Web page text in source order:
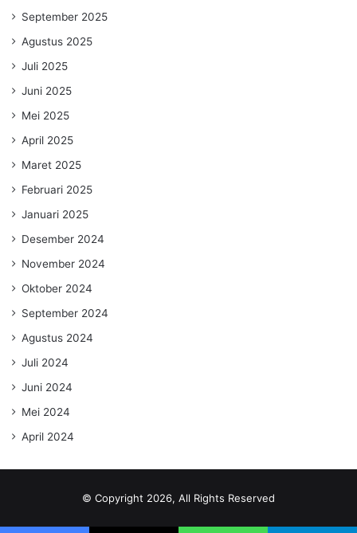
September 2025
Agustus 2025
Juli 2025
Juni 2025
Mei 2025
April 2025
Maret 2025
Februari 2025
Januari 2025
Desember 2024
November 2024
Oktober 2024
September 2024
Agustus 2024
Juli 2024
Juni 2024
Mei 2024
April 2024
© Copyright 2026, All Rights Reserved